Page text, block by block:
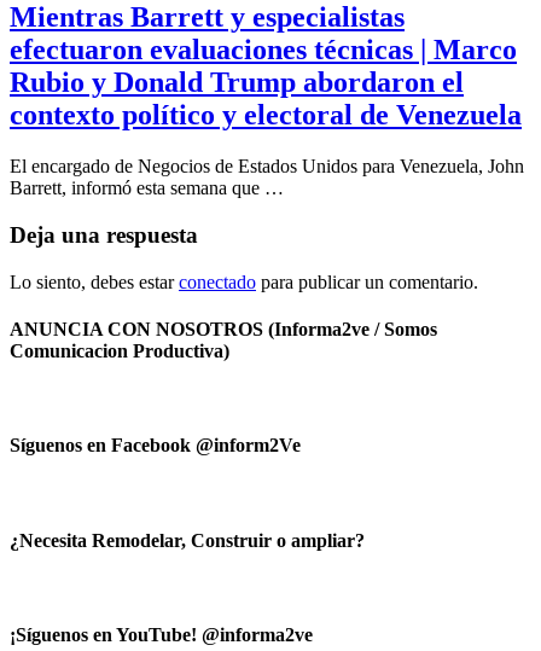
Mientras Barrett y especialistas
efectuaron evaluaciones técnicas | Marco
Rubio y Donald Trump abordaron el
contexto político y electoral de Venezuela
El encargado de Negocios de Estados Unidos para Venezuela, John
Barrett, informó esta semana que …
Deja una respuesta
Lo siento, debes estarconectado para publicar un comentario.
ANUNCIA CON NOSOTROS (Informa2ve / Somos
Comunicacion Productiva)
Síguenos en Facebook @inform2Ve
¿Necesita Remodelar, Construir o ampliar?
¡Síguenos en YouTube! @informa2ve